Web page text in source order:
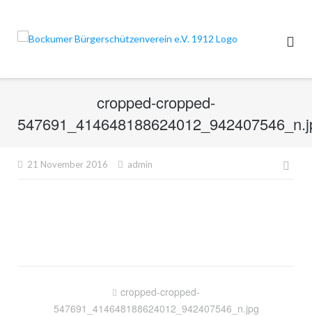
Inhalt
cropped-cropped-
21 November 2016 admin
Beitragsnavigationcropped-cropped-
547691_414648188624012_942407546_n.jpg